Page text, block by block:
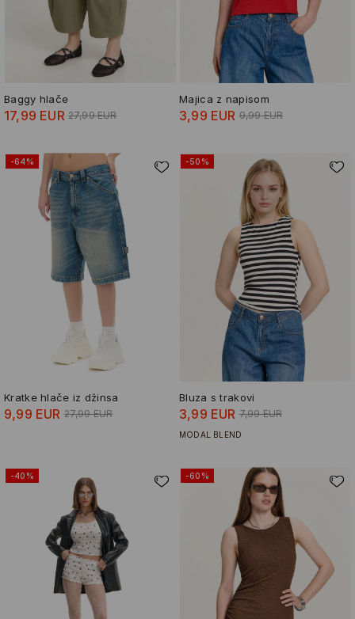
Baggy hlače
17,99 EUR 27,99 EUR
Majica z napisom
3,99 EUR 9,99 EUR
-64%
Kratke hlače iz džinsa
9,99 EUR 27,99 EUR
-50%
Bluza s trakovi
3,99 EUR 7,99 EUR
MODAL BLEND
-40% -60%